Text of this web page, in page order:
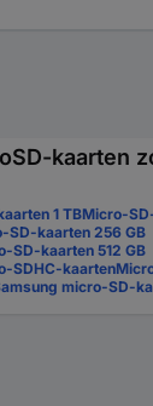
kaarten
1 TBMicro-
SD-kaarten 256 GB
SD-kaarten 512 GB
SDHC-kaarten
micro-SD-